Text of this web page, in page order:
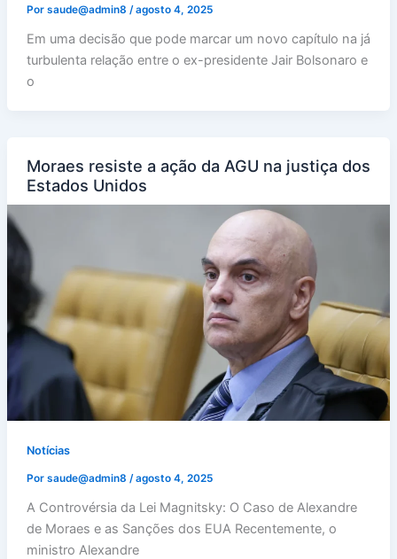
Por saude@admin8 /agosto 4, 2025
Em uma decisão que pode marcar um novo capítulo na já
turbulenta relação entre o ex-presidente Jair Bolsonaro e
o
Moraes resiste a ação da AGU na justiça dos
Estados Unidos
Notícias
Por saude@admin8 /agosto 4, 2025
A Controvérsia da Lei Magnitsky: O Caso de Alexandre
de Moraes e as Sanções dos EUA Recentemente, o
ministro Alexandre